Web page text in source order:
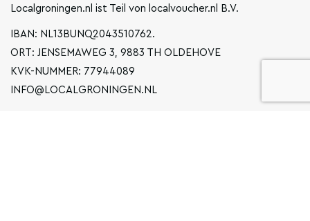
Localgroningen.nl ist Teil von localvoucher.nl B.V.
IBAN: NL13BUNQ2043510762.
ORT: JENSEMAWEG 3, 9883 TH OLDEHOVE
KVK-NUMMER: 77944089
INFO@LOCALGRONINGEN.NL